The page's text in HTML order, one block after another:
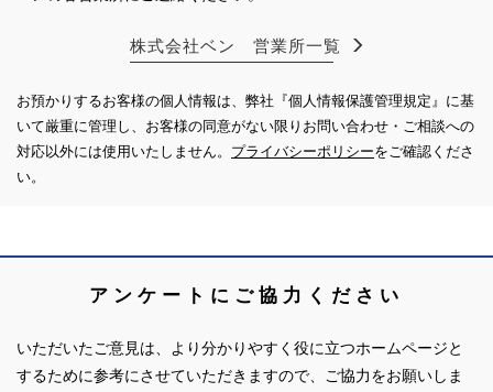
株式会社ベン 営業所一覧
お預かりするお客様の個人情報は、弊社『個人情報保護管理規定』に基
いて厳重に管理し、お客様の同意がない限り お問い合わせ・ご相談への
対応以外には使用いたしません。 プライバシーポリシーをご確認くださ
い。
アンケートにご協力ください
いただいたご意見は、より分かりやすく役に立つホームページと
するために参考にさせていただきますので、ご協力をお願いしま